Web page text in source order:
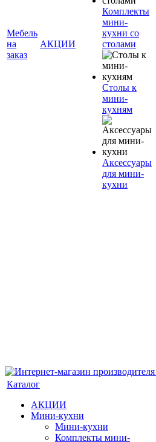
Мебель
на
заказ
АКЦИИ
Комплекты
мини-
кухни со
столами
Столы к
мини-
кухням
Аксессуары
для мини-
кухни
Каталог
АКЦИИ
Мини-кухни
Мини-кухни
Комплекты мини-